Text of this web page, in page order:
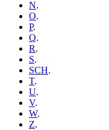
N.
O.
P.
Q.
R.
S.
SCH.
T.
U.
V.
W.
Z.